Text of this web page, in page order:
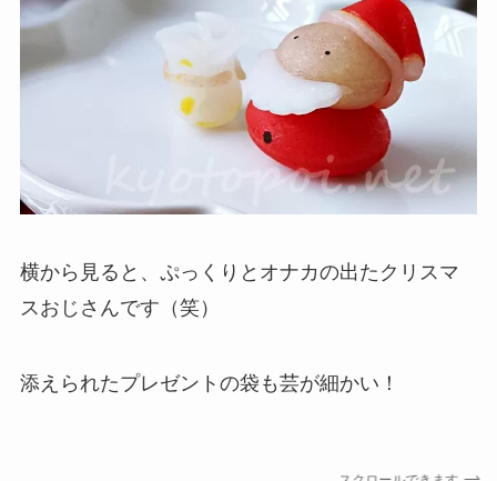
横から見ると、ぷっくりとオナカの出たクリスマ
スおじさんです（笑）
添えられたプレゼントの袋も芸が細かい！